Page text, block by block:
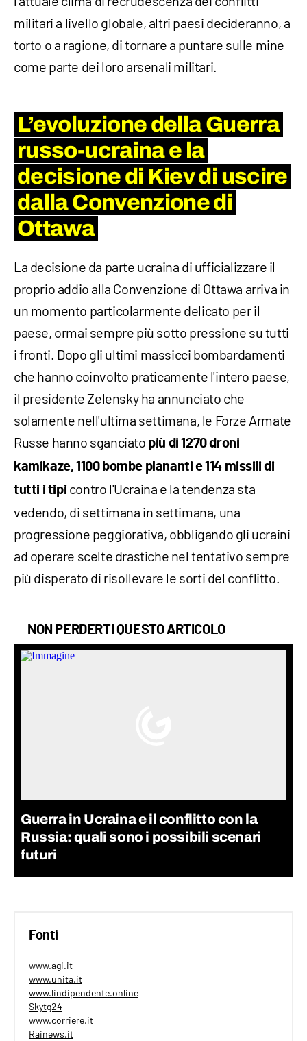
militari a livello globale, altri paesi decideranno, a
torto o a ragione, di tornare a puntare sulle mine
come parte dei loro arsenali militari.
L’evoluzione della Guerra
russo-ucraina e la
decisione di Kiev di uscire
dalla Convenzione di
Ottawa
La decisione da parte ucraina di ufficializzare il
proprio addio alla Convenzione di Ottawa arriva in
un momento particolarmente delicato per il
paese, ormai sempre più sotto pressione su tutti
i fronti. Dopo gli ultimi massicci bombardamenti
che hanno coinvolto praticamente l'intero paese,
il presidente Zelensky ha annunciato che
solamente nell'ultima settimana, le Forze Armate
Russe hanno sganciato più di 1270 droni
kamikaze, 1100 bombe plananti e 114 missili di
tutti i tipi contro l'Ucraina e la tendenza sta
vedendo, di settimana in settimana, una
progressione peggiorativa, obbligando gli ucraini
ad operare scelte drastiche nel tentativo sempre
più disperato di risollevare le sorti del conflitto.
NON PERDERTI QUESTO ARTICOLO
Guerra in Ucraina e il conflitto con la
Russia: quali sono i possibili scenari
futuri
Fonti
www.agi.it
www.unita.it
www.lindipendente.online
Skytg24
www.corriere.it
Rainews.it